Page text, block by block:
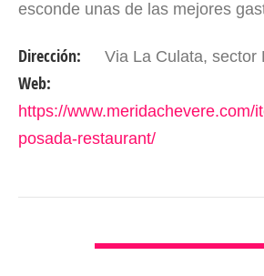
esconde unas de las mejores
de la…
Dirección: Via La Culata, sector La Vergara , Finca Escondido; 3 Km de Hotel
Web:
https://www.meridachevere.com/
posada-restaurant/